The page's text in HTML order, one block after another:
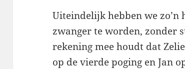
Uiteindelijk hebben we
zwanger te worden, zonder
rekening mee houdt dat
op de vierde poging en Jan